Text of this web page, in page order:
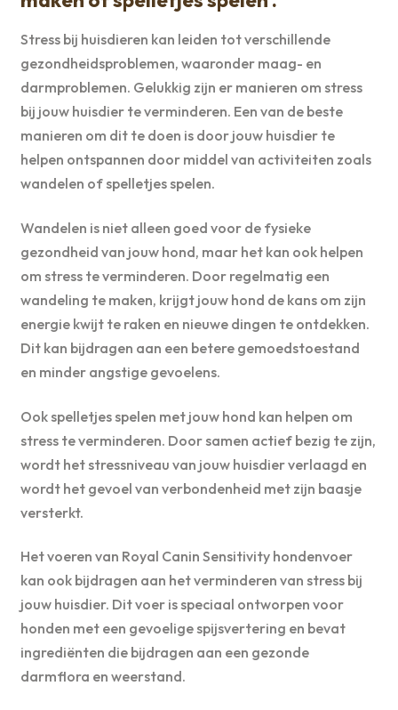
Stress bij huisdieren kan leiden tot verschillende
gezondheidsproblemen, waaronder maag- en
darmproblemen. Gelukkig zijn er manieren om stress
bij jouw huisdier te verminderen. Een van de beste
manieren om dit te doen is door jouw huisdier te
helpen ontspannen door middel van activiteiten zoals
wandelen of spelletjes spelen.
Wandelen is niet alleen goed voor de fysieke
gezondheid van jouw hond, maar het kan ook helpen
om stress te verminderen. Door regelmatig een
wandeling te maken, krijgt jouw hond de kans om zijn
energie kwijt te raken en nieuwe dingen te ontdekken.
Dit kan bijdragen aan een betere gemoedstoestand
en minder angstige gevoelens.
Ook spelletjes spelen met jouw hond kan helpen om
stress te verminderen. Door samen actief bezig te zijn,
wordt het stressniveau van jouw huisdier verlaagd en
wordt het gevoel van verbondenheid met zijn baasje
versterkt.
Het voeren van Royal Canin Sensitivity hondenvoer
kan ook bijdragen aan het verminderen van stress bij
jouw huisdier. Dit voer is speciaal ontworpen voor
honden met een gevoelige spijsvertering en bevat
ingrediënten die bijdragen aan een gezonde
darmflora en weerstand.